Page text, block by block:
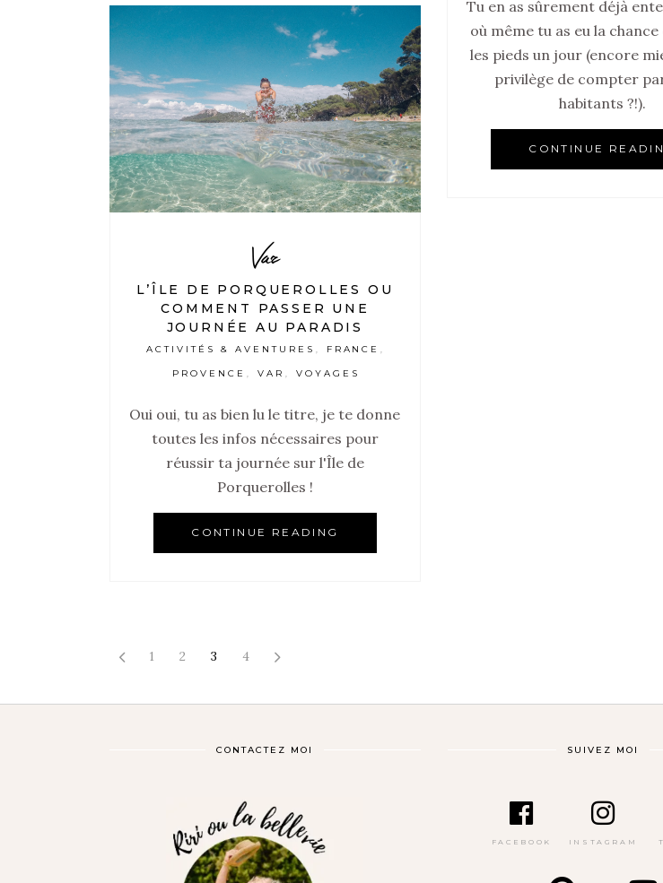
Tu en as sûrement déjà
où même tu as eu la
les pieds un jour (encore
privilège de compter
habitants ?!).
CONTINUE
Var
L’ÎLE DE PORQUEROLLES OU
COMMENT PASSER UNE
JOURNÉE AU PARADIS
ACTIVITÉS & AVENTURES FRANCE
PROVENCE VAR VOYAGES
Oui oui, tu as bien lu le titre, je te donne
toutes les infos nécessaires pour
réussir ta journée sur l'Île de
Porquerolles !
CONTINUE READING
1 2 3 4
CONTACTEZ MOI SUIVEZ MOI
FACEBOOK INSTAGRAM